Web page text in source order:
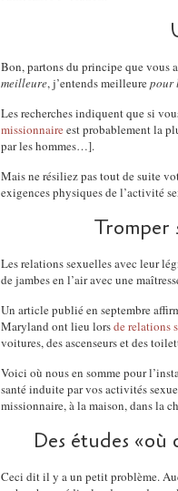
Bon, partons du principe que vous
meilleure, j’entends meilleurepour
Les recherches indiquent que si
missionnaireest probablement la
par les hommes…].
Mais ne résiliez pas tout de suite
exigences physiques de l’activité
Tromper
Les relations sexuelles avec leur
de jambes en l’air avec une
Un article publié en septembre
Maryland ont lieu lorsde relations
voitures, des ascenseurs et des
Voici où nous en somme pour
santé induite par vos activités
missionnaire, à la maison, dans la
Des études
Ceci dit il y a un petit problème.